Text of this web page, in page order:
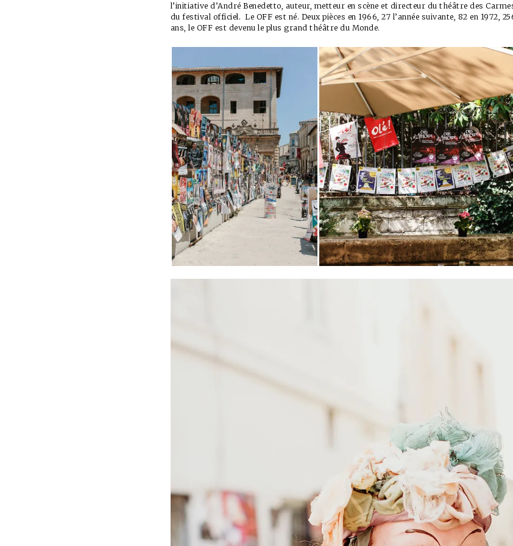
l’initiative d’André Benedetto, auteur, metteur en scène et directeur du théâtre des
du festival officiel. Le OFF est né. Deux pièces en 1966, 27 l’année suivante, 82 en 1972,
ans, le OFF est devenu le plus grand théâtre du Monde.